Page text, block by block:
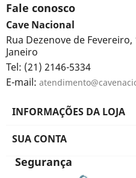
Fale conosco
Cave Nacional
Rua Dezenove de
Janeiro
Tel: (21) 2146-5334
E-mail:
INFORMAÇÕES DA LOJA
SUA CONTA
Segurança